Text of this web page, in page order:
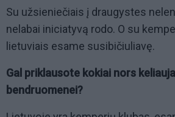
Su užsieniečiais į draugystes
nelabai iniciatyvą rodo. O su
lietuviais esame susibičiuliavę.
Gal priklausote kokiai nors
bendruomenei?